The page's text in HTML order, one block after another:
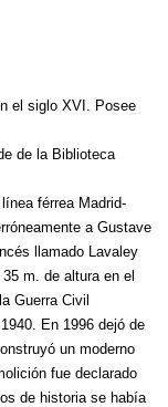
el siglo XVI. Posee
de la Biblioteca
férrea Madrid-
a Gustave
llamado Lavaley
m. de altura en el
Guerra Civil
En 1996 dejó de
un moderno
fue declarado
de historia se había